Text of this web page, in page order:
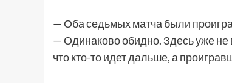
— Оба седьмых матча были
— Одинаково обидно. Здесь уже
что кто-то идет дальше, а